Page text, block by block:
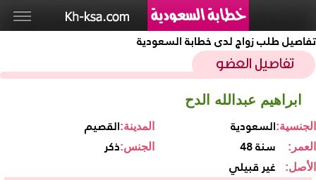
تفاصيل طلب زواج لدى خطابة السعودية
ابراهيم عبدالله الدح
القصيمالمدينة: السعوديةالجنسية:
ذكرالجنس: 48 سنة العمر:
غير قبيلي الأصل: